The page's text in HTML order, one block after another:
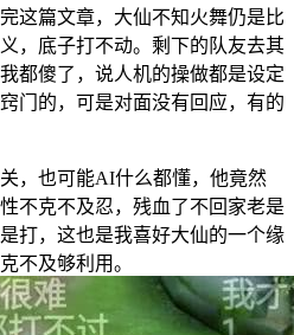
这篇文章，大仙不知火舞仍是比
，底子打不动。剩下的队友去其
都傻了，说人机的操做都是设定
门的，可是对面没有回应，有的
也可能AI什么都懂，他竟然
不克不及忍，残血了不回家老是
打，这也是我喜好大仙的一个缘
不及够利用。